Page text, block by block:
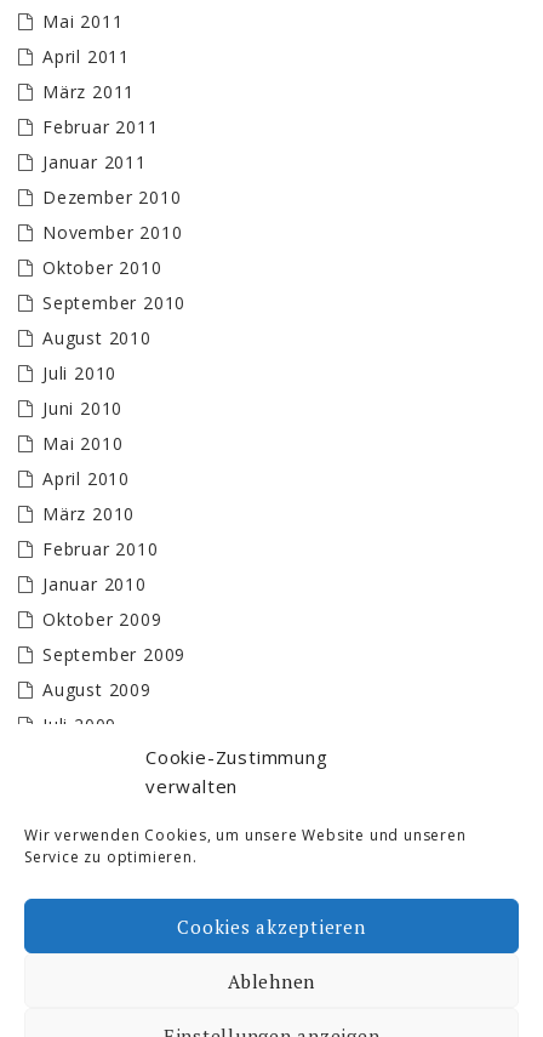
Cookie-Zustimmung
verwalten
Wir verwenden Cookies, um unsere Website und unseren
Service zu optimieren.
Cookies akzeptieren
Ablehnen
Mai 2011
April 2011
März 2011
Februar 2011
Januar 2011
Dezember 2010
November 2010
Oktober 2010
September 2010
August 2010
Juli 2010
Juni 2010
Mai 2010
April 2010
März 2010
Februar 2010
Januar 2010
Oktober 2009
September 2009
August 2009
Juli 2009
April 2009
März 2009
Februar 2009
Ski- und Freizeit © 2026. All Rights Reserved.